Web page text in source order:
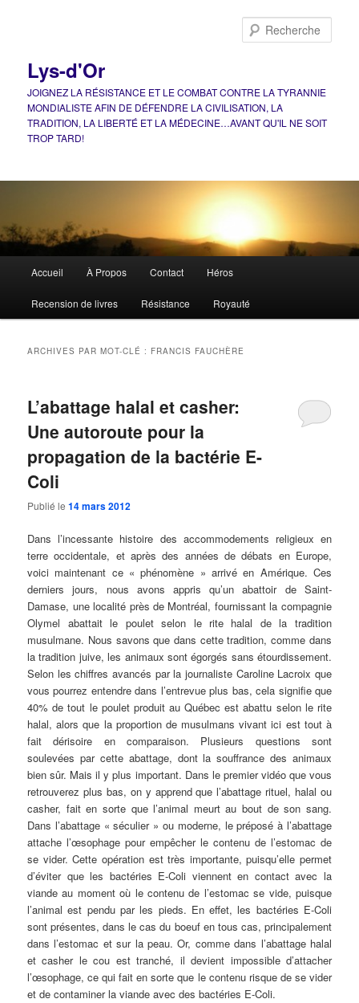
Lys-d'Or
JOIGNEZ LA RÉSISTANCE ET LE COMBAT CONTRE LA TYRANNIE
MONDIALISTE AFIN DE DÉFENDRE LA CIVILISATION, LA
TRADITION, LA LIBERTÉ ET LA MÉDECINE…AVANT QU'IL NE SOIT
TROP TARD!
principal
Accueil À Propos Contact Héros
Recension de livres Résistance Royauté
ARCHIVES PAR MOT-CLÉ : FRANCIS FAUCHÈRE
L’abattage halal et casher:
Une autoroute pour la
propagation de la bactérie E-
Coli
Publié le14 mars 2012
Dans l’incessante histoire des accommodements religieux en
terre occidentale, et après des années de débats en Europe,
voici maintenant ce « phénomène » arrivé en Amérique. Ces
derniers jours, nous avons appris qu’un abattoir de Saint-
Damase, une localité près de Montréal, fournissant la compagnie
Olymel abattait le poulet selon le rite halal de la tradition
musulmane. Nous savons que dans cette tradition, comme dans
la tradition juive, les animaux sont égorgés sans étourdissement.
Selon les chiffres avancés par la journaliste Caroline Lacroix que
vous pourrez entendre dans l’entrevue plus bas, cela signifie que
40% de tout le poulet produit au Québec est abattu selon le rite
halal, alors que la proportion de musulmans vivant ici est tout à
fait dérisoire en comparaison. Plusieurs questions sont
soulevées par cette abattage, dont la souffrance des animaux
bien sûr. Mais il y plus important. Dans le premier vidéo que vous
retrouverez plus bas, on y apprend que l’abattage rituel, halal ou
casher, fait en sorte que l’animal meurt au bout de son sang.
Dans l’abattage « séculier » ou moderne, le préposé à l’abattage
attache l’œsophage pour empêcher le contenu de l’estomac de
se vider. Cette opération est très importante, puisqu’elle permet
d’éviter que les bactéries E-Coli viennent en contact avec la
viande au moment où le contenu de l’estomac se vide, puisque
l’animal est pendu par les pieds. En effet, les bactéries E-Coli
sont présentes, dans le cas du boeuf en tous cas, principalement
dans l’estomac et sur la peau. Or, comme dans l’abattage halal
et casher le cou est tranché, il devient impossible d’attacher
l’œsophage, ce qui fait en sorte que le contenu risque de se vider
et de contaminer la viande avec des bactéries E-Coli.